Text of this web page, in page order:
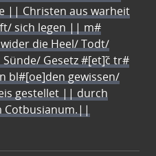
|| Christen aus warheit
sich legen || m#
die Heel/ Todt/
Gesetz #[et]c̃ tr#
bl#[oe]den gewissen/
gestellet || durch
Cotbusianum.||